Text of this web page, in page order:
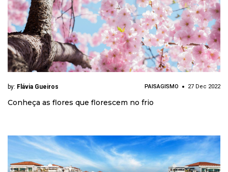
by: Flávia Gueiros PAISAGISMO 27 Dec 2022
Conheça as flores que florescem no frio